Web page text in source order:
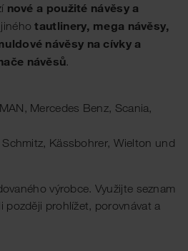
nové a použité návěsy a
jinéhotautlinery, mega návěsy,
návěsy na cívky a
návěsů.
Mercedes Benz, Scania,
Kässbohrer, Wielton und
výrobce. Využijte seznam
později prohlížet, porovnávat a